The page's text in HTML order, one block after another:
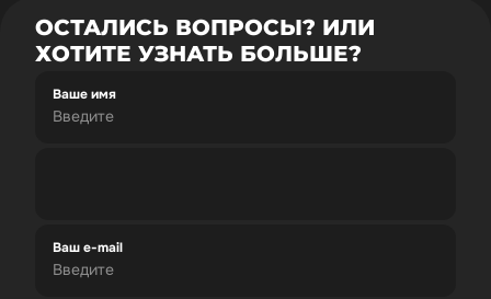
ОСТАЛИСЬ ВОПРОСЫ? ИЛИ
ХОТИТЕ УЗНАТЬ БОЛЬШЕ?
Ваше имя
Ваш e-mail